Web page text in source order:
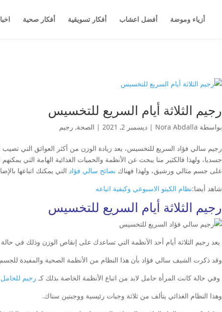
أزياء وموضة أفضل اعشاب أفكار تسويقية أفكار صحية
رجيم الثلاثة أيام السريع للتخسيس
بواسطة Nora Abdalla
| ديسمبر 2, 2021 | الصحة, رجيم
رجيم سالي فؤاد السريع للتخسيس، يعد زيادة الوزن من أكثر العوائق التي تصيب
جسديا، ولهذا فالكثير منا يبحث عن الأنظمة والحميات الغذائية الهامة التي
على جسم مثالي ورشيق، ولهذا فهناك نصائح سالي فؤادالتي يمكنك اتباعها
شاهد أيضا:نظام الكيتو الاسبوعي وكيفية اتباعه
رجيم الثلاثة أيام السريع للتخسيس
يعد رجيم الثلاثة أيام أحد الأنظمة التي تساعدك على إنقاص الوزن وذلك في
وقد ذكرت الشيف سالي فؤاد بأن هذا النظام من الأنظمة الصحية والمفيدة
وفي حالة كانت المرأة حامل لابد من اتباع الأنظمة الخاصة بذلك كـ رجيم
وهذا النظام الغذائي يتألف من ثلاثة وجبات رئيسية ووجبتين سناك.